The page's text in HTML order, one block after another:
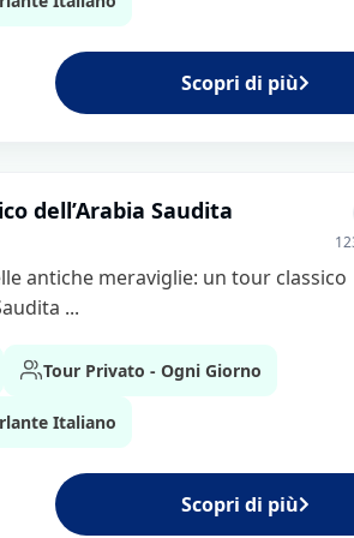
privati
più richiesti trovi:
saprà consigliarti
Scopri di più
dell’Arabia Saudita
antiche meraviglie: un tour classico
...
Tour Privato - Ogni Giorno
Italiano
Scopri di più